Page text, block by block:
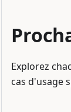
Explorez
cas d'usage